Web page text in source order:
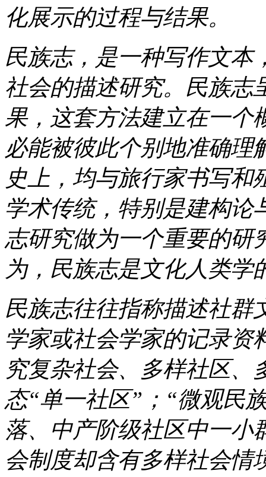
化展示的过程与结果。
民族志，是一种写作文本
社会的描述研究。民族志
果，这套方法建立在一个
必能被彼此个别地准确理
史上，均与旅行家书写
学术传统，特别是建构论
志研究做为一个重要的研
为，民族志是文化人类学
民族志往往指称描述社群
学家或社会学家的记录资
究复杂社会、多样社区、
态“单一社区”；“微观民
落、中产阶级社区中一小
会制度却含有多样社会情